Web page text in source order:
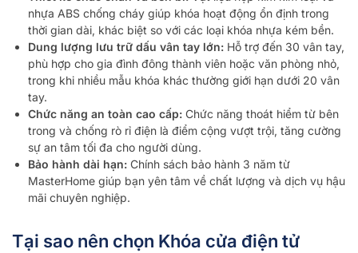
nhựa ABS chống cháy giúp khóa hoạt động ổn định trong
thời gian dài, khác biệt so với các loại khóa nhựa kém bền.
Dung lượng lưu trữ dấu vân tay lớn: Hỗ trợ đến 30 vân tay,
phù hợp cho gia đình đông thành viên hoặc văn phòng nhỏ,
trong khi nhiều mẫu khóa khác thường giới hạn dưới 20 vân
tay.
Chức năng an toàn cao cấp: Chức năng thoát hiểm từ bên
trong và chống rò rỉ điện là điểm cộng vượt trội, tăng cường
sự an tâm tối đa cho người dùng.
Bảo hành dài hạn: Chính sách bảo hành 3 năm từ
MasterHome giúp bạn yên tâm về chất lượng và dịch vụ hậu
mãi chuyên nghiệp.
Tại sao nên chọn Khóa cửa điện tử